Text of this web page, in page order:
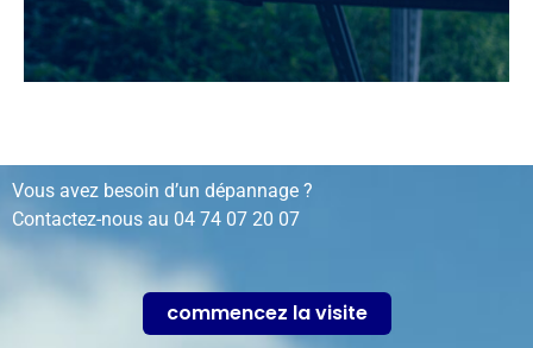
Vous avez besoin d’un dépannage ?
Contactez-nous au 04 74 07 20 07
commencez la visite